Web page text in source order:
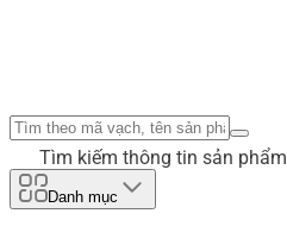
Tìm kiếm thông tin sản phẩm
Danh mục